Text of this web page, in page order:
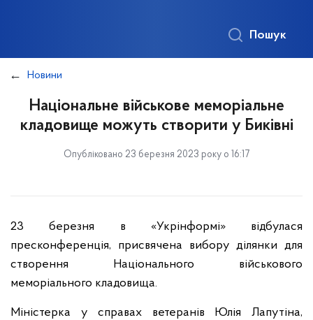
Пошук
Новини
Національне військове меморіальне
кладовище можуть створити у Биківні
Опубліковано 23 березня 2023 року о 16:17
23 березня в «Укрінформі» відбулася
пресконференція, присвячена вибору ділянки для
створення Національного військового
меморіального кладовища.
Міністерка у справах ветеранів Юлія Лапутіна,